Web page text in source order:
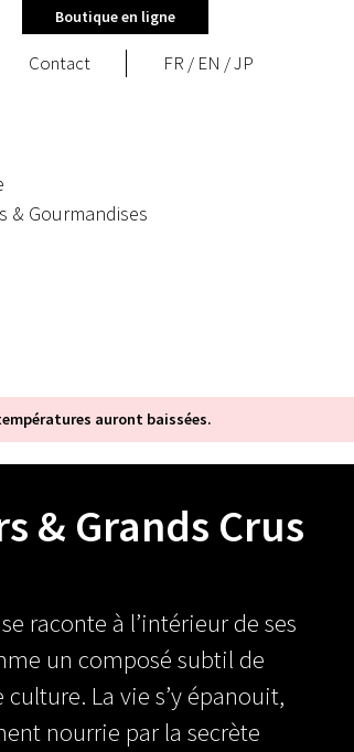
Boutique en ligne
Contact FR / EN /JP
& Gourmandises
auront baissées.
& Grands Crus
raconte à l’intérieur de ses
un composé subtil de
La vie s’y épanouit,
nourrie par la secrète